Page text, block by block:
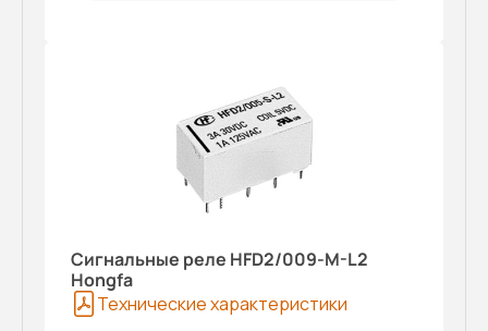
Сигнальные реле HFD2/009-M-L2
Hongfa
Технические характеристики